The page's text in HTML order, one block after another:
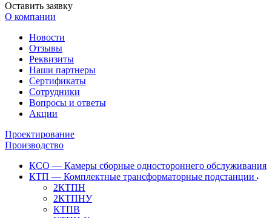
Оставить заявку
О компании
Новости
Отзывы
Реквизиты
Наши партнеры
Сертификаты
Сотрудники
Вопросы и ответы
Акции
Проектирование
Производство
КСО — Камеры сборные одностороннего обслуживания
КТП — Комплектные трансформаторные подстанции
2КТПН
2КТПНУ
КТПВ